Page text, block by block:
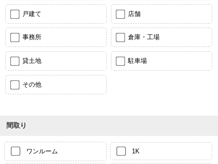
戸建て 店舗
事務所 倉庫・工場
貸土地 駐車場
その他
間取り
ワンルーム 1K